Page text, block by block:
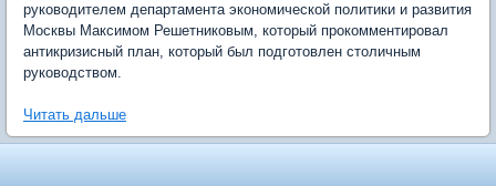
руководителем департамента экономической политики и развития
Москвы Максимом Решетниковым, который прокомментировал
антикризисный план, который был подготовлен столичным
руководством.
Читать дальше